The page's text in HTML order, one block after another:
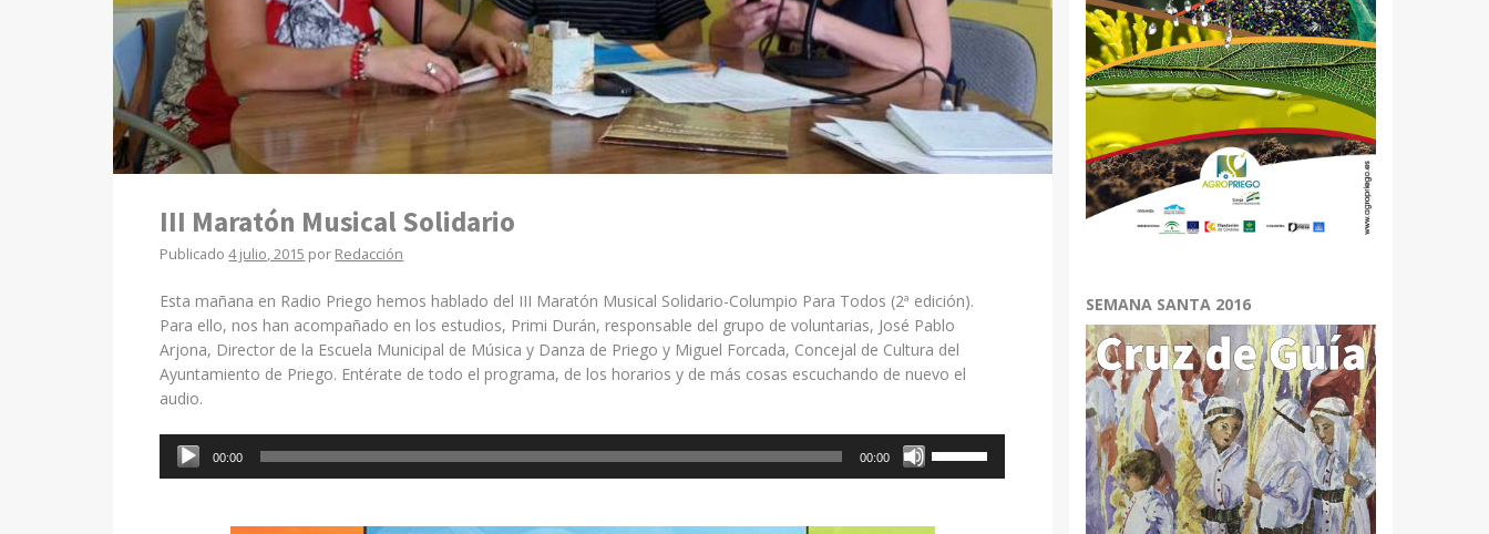
III Maratón Musical Solidario
Publicado4 julio, 2015 por Redacción
Esta mañana en Radio Priego hemos hablado del III Maratón Musical Solidario-Columpio Para Todos (2ª edición).
Para ello, nos han acompañado en los estudios, Primi Durán, responsable del grupo de voluntarias, José Pablo
Arjona, Director de la Escuela Municipal de Música y Danza de Priego y Miguel Forcada, Concejal de Cultura del
Ayuntamiento de Priego. Entérate de todo el programa, de los horarios y de más cosas escuchando de nuevo el
audio.
Reproductor
00:00 00:00
SEMANA SANTA 2016